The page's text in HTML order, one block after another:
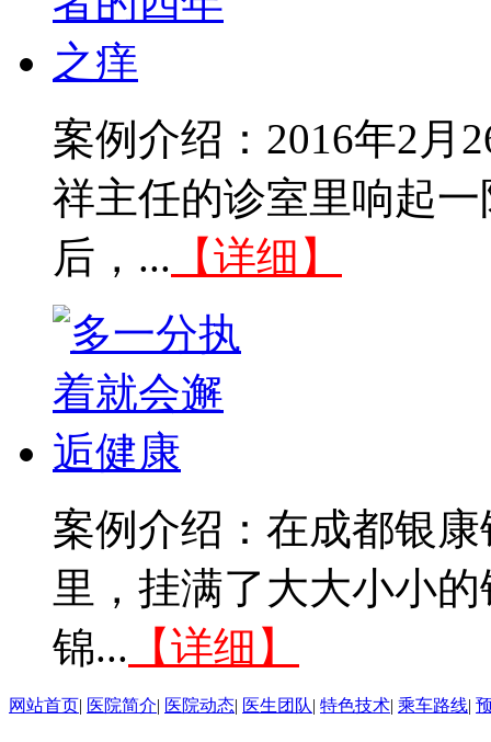
案例介绍：2016年2月
祥主任的诊室里响起
后，... 【详细】
案例介绍：在成都银
里，挂满了大大小小
锦... 【详细】
网站首页| 医院简介| 医院动态| 医生团队| 特色技术| 乘车路线|